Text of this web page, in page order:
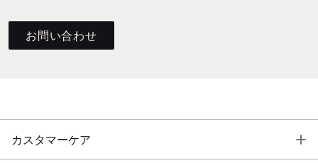
お問い合わせ
カスタマーケア